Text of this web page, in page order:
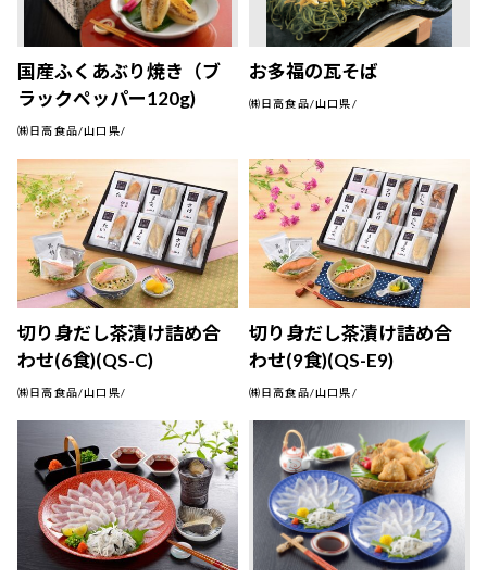
国産ふくあぶり焼き（ブ
ラックペッパー120g)
㈱日高食品/山口県/
お多福の瓦そば
㈱日高食品/山口県/
切り身だし茶漬け詰め合
わせ(6食)(QS-C)
㈱日高食品/山口県/
切り身だし茶漬け詰め合
わせ(9食)(QS-E9)
㈱日高食品/山口県/